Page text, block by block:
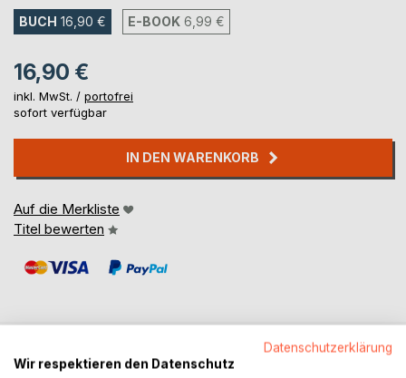
BUCH 16,90 € E-BOOK 6,99 €
16,90 €
inkl. MwSt. / portofrei
sofort verfügbar
IN DEN WARENKORB
Auf die Merkliste
Titel bewerten
BESCHREIBUNG
Datenschutzerklärung
Wir respektieren den Datenschutz